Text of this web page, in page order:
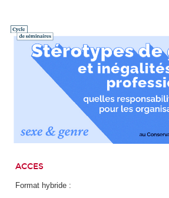
ACCES
Format hybride :